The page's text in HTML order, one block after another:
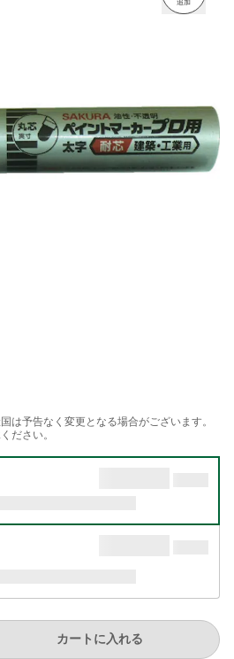
は予告なく変更となる場合がございます。
ださい。
カートに入れる